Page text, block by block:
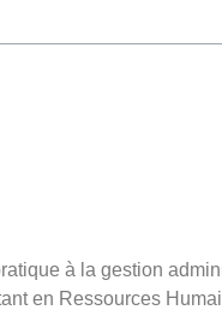
à la gestion
en Ressources